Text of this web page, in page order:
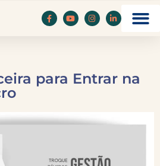
para Entrar na